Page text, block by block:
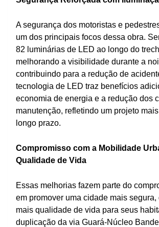
A segurança dos motoristas e
um dos principais focos dessa obra.
82 luminárias de LED ao longo do
melhorando a visibilidade durante a
contribuindo para a redução de
tecnologia de LED traz benefícios
economia de energia e a redução dos
manutenção, refletindo um projeto
longo prazo.
Compromisso com a Mobilidade
Qualidade de Vida
Essas melhorias fazem parte do
em promover uma cidade mais
mais qualidade de vida para seus
duplicação da via Guará-Núcleo